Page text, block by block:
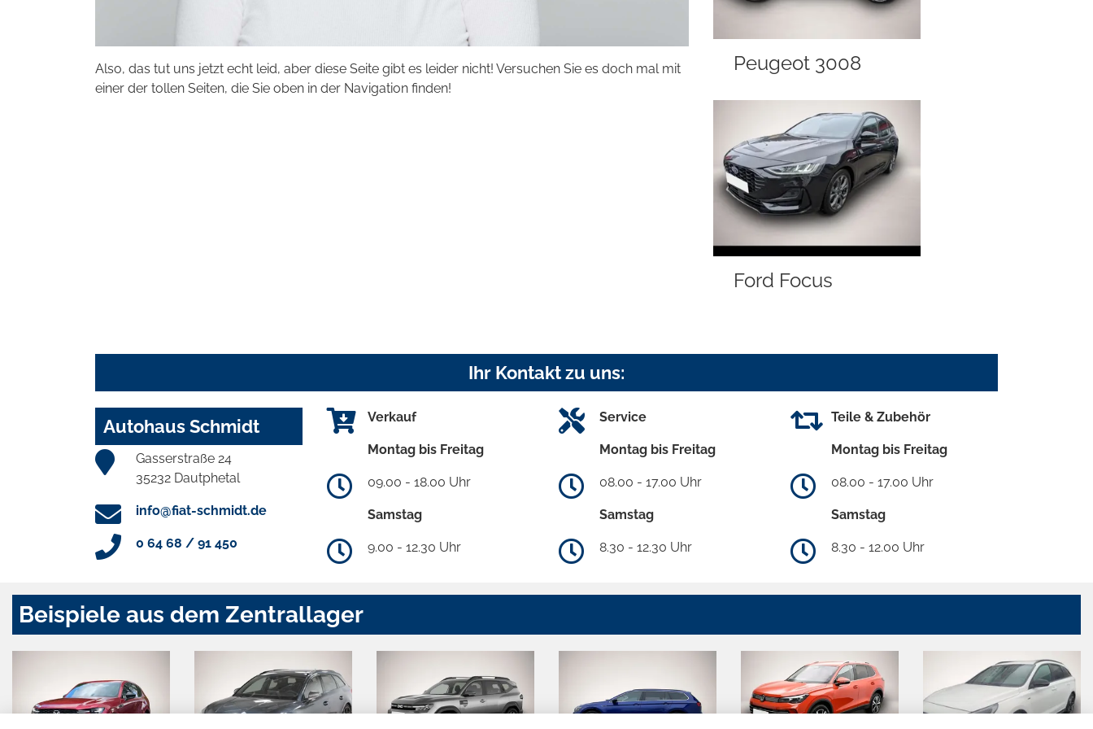
Also, das tut uns jetzt echt leid, aber diese Seite gibt es leider nicht! Versuchen Sie es doch mal mit
einer der tollen Seiten, die Sie oben in der Navigation finden!
Peugeot 3008
Ford Focus
Ihr Kontakt zu uns:
Autohaus Schmidt
Gasserstraße 24
35232 Dautphetal
info@fiat-schmidt.de
0 64 68 / 91 450
Verkauf
Montag bis Freitag
09.00 - 18.00 Uhr
Samstag
9.00 - 12.30 Uhr
Service
Montag bis Freitag
08.00 - 17.00 Uhr
Samstag
8.30 - 12.30 Uhr
Teile & Zubehör
Montag bis Freitag
08.00 - 17.00 Uhr
Samstag
8.30 - 12.00 Uhr
Beispiele aus dem Zentrallager